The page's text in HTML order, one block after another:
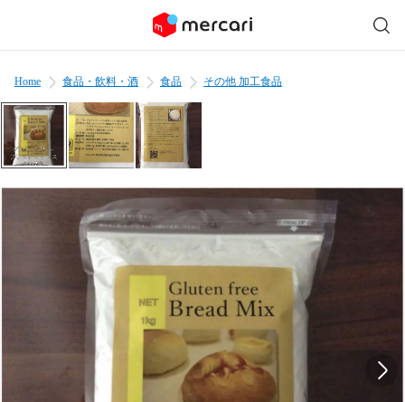
Home 食品・飲料・酒 食品 その他 加工食品